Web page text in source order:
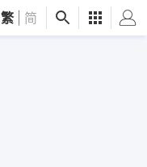
繁 简